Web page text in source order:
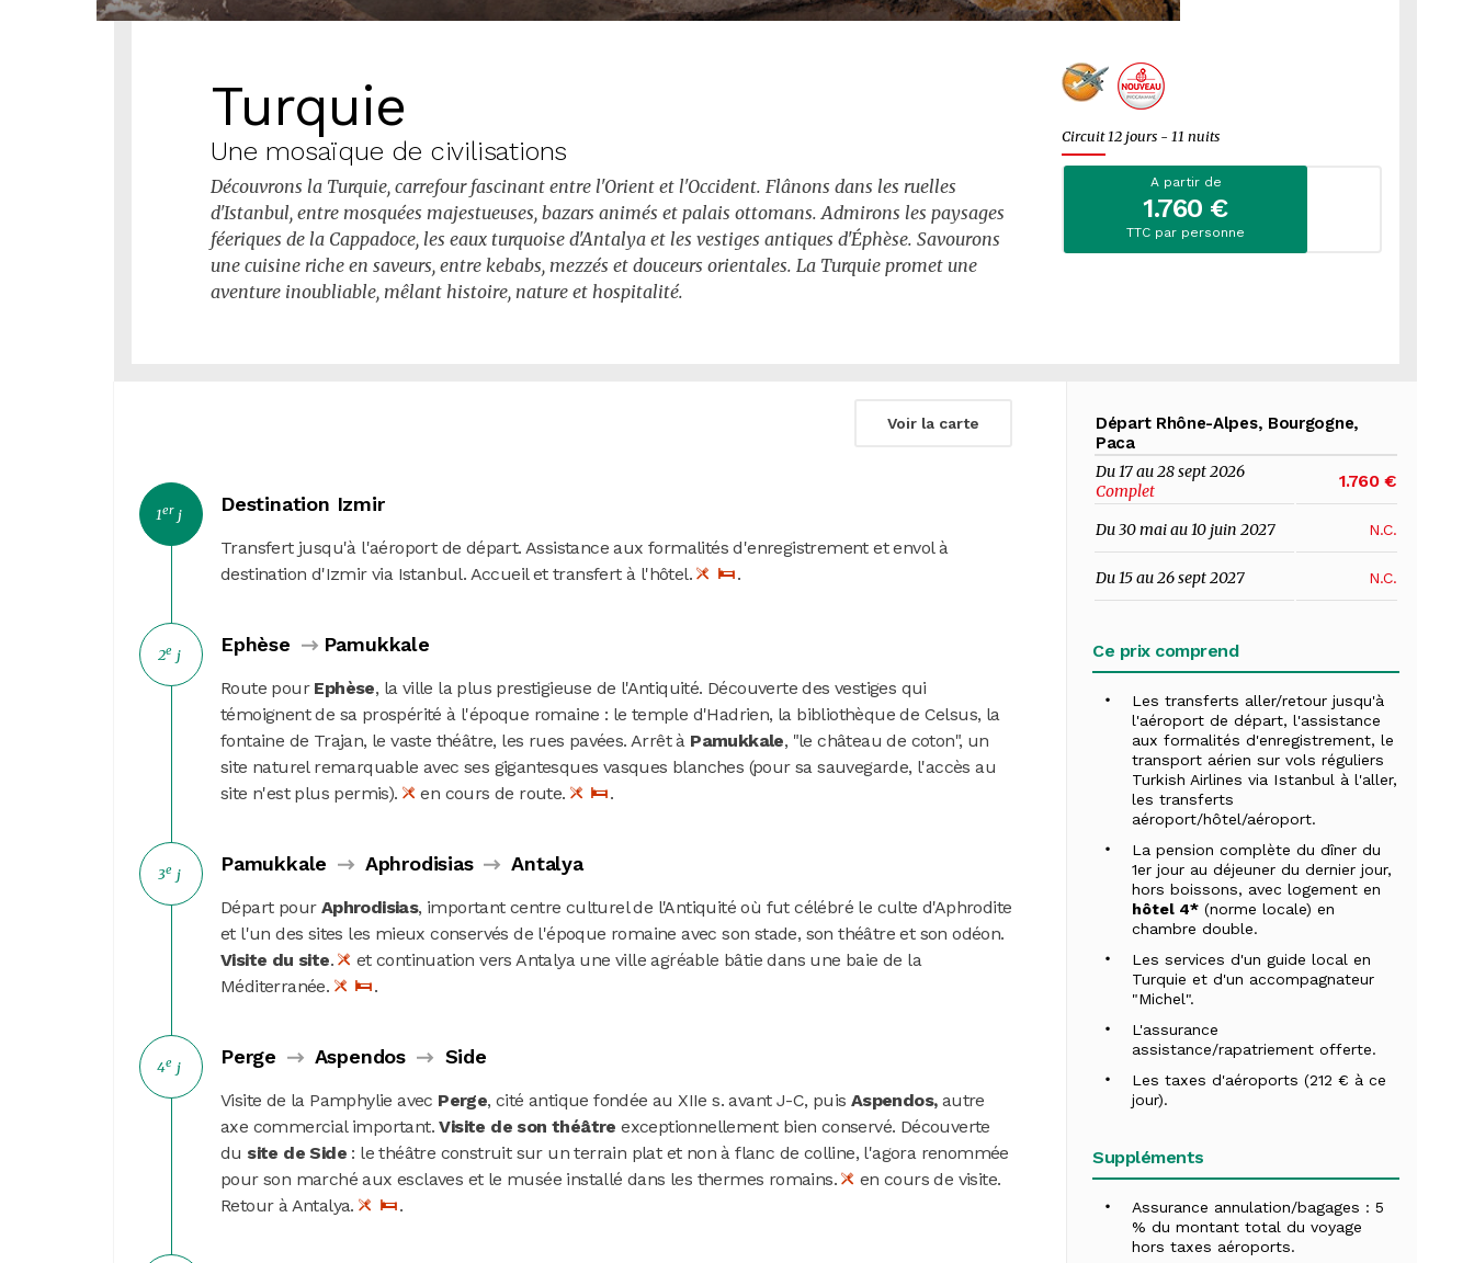
Turquie
Une mosaïque de civilisations
Découvrons la Turquie, carrefour fascinant entre l'Orient et l'Occident. Flânons dans les ruelles
d'Istanbul, entre mosquées majestueuses, bazars animés et palais ottomans. Admirons les paysages
féeriques de la Cappadoce, les eaux turquoise d'Antalya et les vestiges antiques d'Éphèse. Savourons
une cuisine riche en saveurs, entre kebabs, mezzés et douceurs orientales. La Turquie promet une
aventure inoubliable, mêlant histoire, nature et hospitalité.
Circuit 12 jours - 11 nuits
A partir de
1.760 €
TTC par personne
Voir la carte
1er j Destination Izmir
Transfert jusqu'à l'aéroport de départ. Assistance aux formalités d'enregistrement et envol à
destination d'Izmir via Istanbul. Accueil et transfert à l'hôtel.
.
2e j Ephèse Pamukkale
Route pour Ephèse, la ville la plus prestigieuse de l'Antiquité. Découverte des vestiges qui
témoignent de sa prospérité à l'époque romaine : le temple d'Hadrien, la bibliothèque de Celsus, la
fontaine de Trajan, le vaste théâtre, les rues pavées. Arrêt à Pamukkale, "le château de coton", un
site naturel remarquable avec ses gigantesques vasques blanches (pour sa sauvegarde, l'accès au
site n'est plus permis).
en cours de route. .
3e j Pamukkale Aphrodisias Antalya
Départ pour Aphrodisias, important centre culturel de l'Antiquité où fut célébré le culte d'Aphrodite
et l'un des sites les mieux conservés de l'époque romaine avec son stade, son théâtre et son odéon.
Visite du site.
et continuation vers Antalya une ville agréable bâtie dans une baie de la
Méditerranée.
.
4e j Perge Aspendos Side
Visite de la Pamphylie avec Perge, cité antique fondée au XIIe s. avant J-C, puis Aspendos,autre
axe commercial important.Visite de son théâtre exceptionnellement bien conservé. Découverte
du site de Side : le théâtre construit sur un terrain plat et non à flanc de colline, l'agora renommée
pour son marché aux esclaves et le musée installé dans les thermes romains.
en cours de visite.
Retour à Antalya.
.
Départ Rhône-Alpes, Bourgogne,
Paca
Du 17 au 28 sept 2026
Complet
1.760 €
Du 30 mai au 10 juin 2027 N.C.
Du 15 au 26 sept 2027 N.C.
Ce prix comprend
Les transferts aller/retour jusqu'à
l'aéroport de départ, l'assistance
aux formalités d'enregistrement, le
transport aérien sur vols réguliers
Turkish Airlines via Istanbul à l'aller,
les transferts
aéroport/hôtel/aéroport.
La pension complète du dîner du
1er jour au déjeuner du dernier jour,
hors boissons, avec logement en
hôtel 4* (norme locale) en
chambre double.
Les services d'un guide local en
Turquie et d'un accompagnateur
"Michel".
L'assurance
assistance/rapatriement offerte.
Les taxes d'aéroports (212 € à ce
jour).
Suppléments
Assurance annulation/bagages : 5
% du montant total du voyage
hors taxes aéroports.